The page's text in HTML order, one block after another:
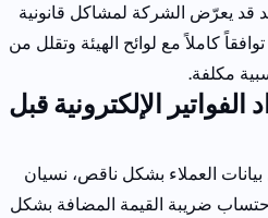
قد يعرّض الشركة لمشاكل قانونية
كاملاً مع لوائح الهيئة وتقلل من
مكلفة.
الإلكترونية قبل
العملاء بشكل ناقص، نسيان
ضريبة القيمة المضافة بشكل